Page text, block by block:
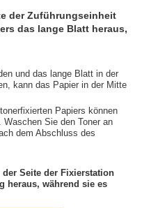
der Zuführungseinheit
das lange Blatt heraus,
und das lange Blatt in der
kann das Papier in der Mitte
Papiers können
Sie den Toner an
dem Abschluss des
Seite der Fixierstation
heraus, während sie es